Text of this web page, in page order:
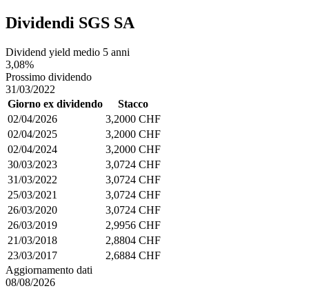
Dividendi SGS SA
Dividend yield medio 5 anni
3,08%
Prossimo dividendo
31/03/2022
Giorno ex dividendo
Stacco
02/04/2026
3,2000 CHF
02/04/2025
3,2000 CHF
02/04/2024
3,2000 CHF
30/03/2023
3,0724 CHF
31/03/2022
3,0724 CHF
25/03/2021
3,0724 CHF
26/03/2020
3,0724 CHF
26/03/2019
2,9956 CHF
21/03/2018
2,8804 CHF
23/03/2017
2,6884 CHF
Aggiornamento dati
08/08/2026